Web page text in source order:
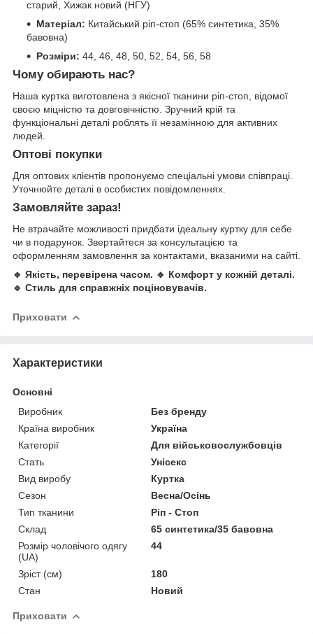
старий, Хижак новий (НГУ)
Матеріал: Китайський ріп-стоп (65% синтетика, 35%
бавовна)
Розміри: 44, 46, 48, 50, 52, 54, 56, 58
Чому обирають нас?
Наша куртка виготовлена з якісної тканини ріп-стоп, відомої
своєю міцністю та довговічністю. Зручний крій та
функціональні деталі роблять її незамінною для активних
людей.
Оптові покупки
Для оптових клієнтів пропонуємо спеціальні умови співпраці.
Уточнюйте деталі в особистих повідомленнях.
Замовляйте зараз!
Не втрачайте можливості придбати ідеальну куртку для себе
чи в подарунок. Звертайтеся за консультацією та
оформленням замовлення за контактами, вказаними на сайті.
🔹 Якість, перевірена часом. 🔹 Комфорт у кожній деталі.
🔹 Стиль для справжніх поціновувачів.
Приховати
Характеристики
Основні
Виробник
Без бренду
Країна виробник
Україна
Категорії
Для військовослужбовців
Стать
Унісекс
Вид виробу
Куртка
Сезон
Весна/Осінь
Тип тканини
Ріп - Стоп
Склад
65 синтетика/35 бавовна
Розмір чоловічого одягу
(UA)
44
Зріст (см)
180
Стан
Новий
Приховати